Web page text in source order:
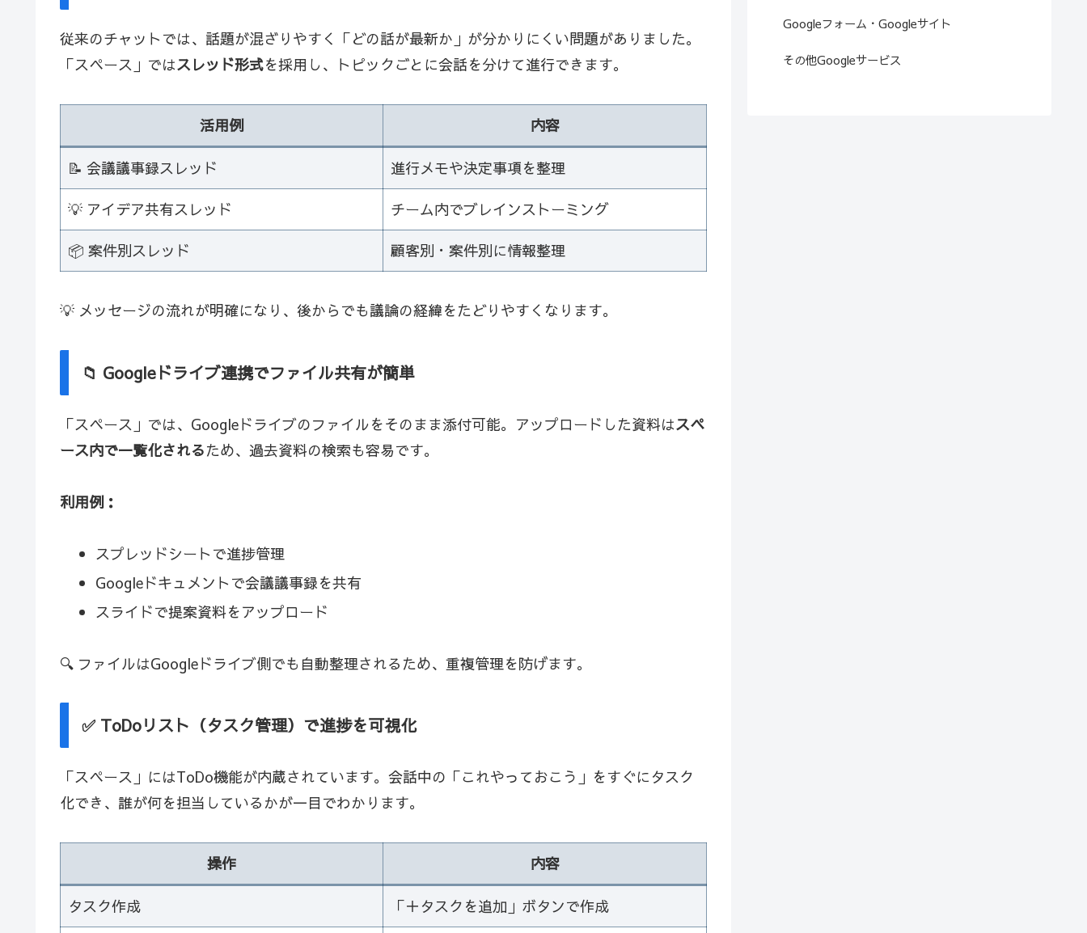
従来のチャットでは、話題が混ざりやすく「どの話が最新か」が分かりにくい問題がありました。
「スペース」ではスレッド形式を採用し、トピックごとに会話を分けて進行できます。
活用例 内容
📝 会議議事録スレッド 進行メモや決定事項を整理
💡 アイデア共有スレッド チーム内でブレインストーミング
📦 案件別スレッド 顧客別・案件別に情報整理
💡 メッセージの流れが明確になり、後からでも議論の経緯をたどりやすくなります。
📁 Googleドライブ連携でファイル共有が簡単
「スペース」では、Googleドライブのファイルをそのまま添付可能。アップロードした資料はスペ
ース内で一覧化されるため、過去資料の検索も容易です。
利用例：
スプレッドシートで進捗管理
Googleドキュメントで会議議事録を共有
スライドで提案資料をアップロード
🔍 ファイルはGoogleドライブ側でも自動整理されるため、重複管理を防げます。
✅ ToDoリスト（タスク管理）で進捗を可視化
「スペース」にはToDo機能が内蔵されています。会話中の「これやっておこう」をすぐにタスク
化でき、誰が何を担当しているかが一目でわかります。
操作 内容
タスク作成 「＋タスクを追加」ボタンで作成
Googleフォーム・Googleサイト
その他Googleサービス